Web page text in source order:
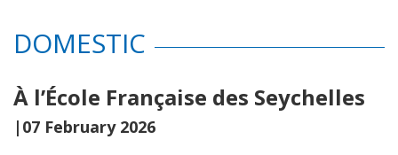
DOMESTIC
À l’École Française des Seychelles
|07 February 2026